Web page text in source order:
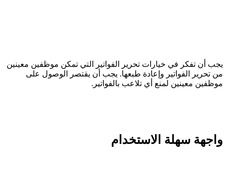
يجب أن تفكر في خيارات تحرير الفواتير التي تمكن موظفين معينين
من تحرير الفواتير وإعادة طبعها. يجب أن يقتصر الوصول على
موظفين معينين لمنع أي تلاعب بالفواتير.
واجهة سهلة الاستخدام